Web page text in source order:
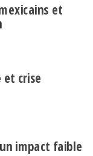
et
et crise
impact faible
Rechercher